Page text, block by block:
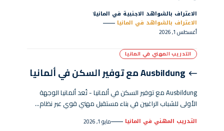
الاعتراف بالشواهد الاجنبية في المانيا
الاعتراف بالشواهد في المانيا
أغسطس 1, 2026
التدريب المهني في المانيا
Ausbildung مع توفير السكن في ألمانيا
Ausbildung مع توفير السكن في ألمانيا - تُعد ألمانيا الوجهة
الأولى للشباب الراغبين في بناء مستقبل مهني قوي عبر نظام…
التدريب المهني في المانيا مايو 1, 2026